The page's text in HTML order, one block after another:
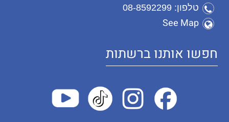
טלפון: 08-8592299
See Map
חפשו אותנו ברשתות